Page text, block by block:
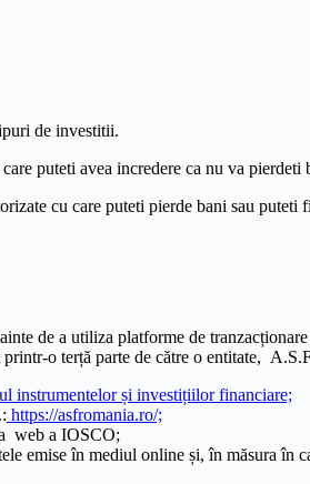
de investitii.
puteti avea incredere ca nu va pierdeti
cu care puteti pierde bani sau puteti
de a utiliza platforme de
o terță parte de către o entitate,
instrumentelor și investițiilor financiare;
https://asfromania.ro/;
web a IOSCO;
emise în mediul online și, în măsura în